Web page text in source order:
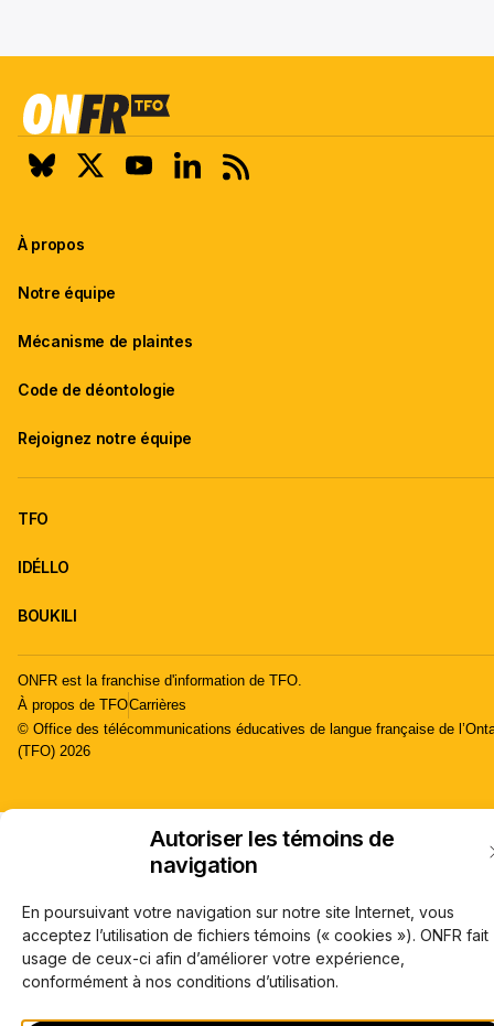
Autoriser les témoins de
navigation
En poursuivant votre navigation sur notre site Internet, vous
acceptez l’utilisation de fichiers témoins (« cookies »). ONFR fait
usage de ceux-ci afin d’améliorer votre expérience,
conformément à nos conditions d’utilisation.
À propos
Notre équipe
Mécanisme de plaintes
Code de déontologie
Rejoignez notre équipe
TFO
IDÉLLO
BOUKILI
ONFR est la franchise d'information de TFO.
À propos de TFOCarrières
© Office des télécommunications éducatives de langue française de
(TFO) 2026